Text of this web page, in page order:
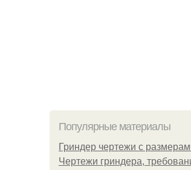
Популярные материалы
Гриндер чертежи с
Чертежи гриндера,